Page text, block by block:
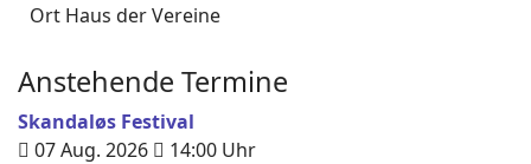
Ort Haus der Vereine
Anstehende Termine
Skandaløs Festival
07 Aug. 2026
14:00 Uhr